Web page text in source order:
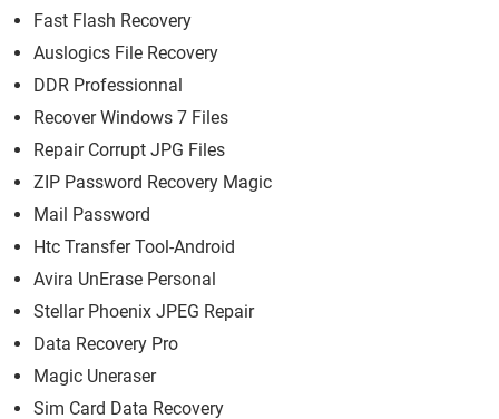
Fast Flash Recovery
Auslogics File Recovery
DDR Professionnal
Recover Windows 7 Files
Repair Corrupt JPG Files
ZIP Password Recovery Magic
Mail Password
Htc Transfer Tool-Android
Avira UnErase Personal
Stellar Phoenix JPEG Repair
Data Recovery Pro
Magic Uneraser
Sim Card Data Recovery